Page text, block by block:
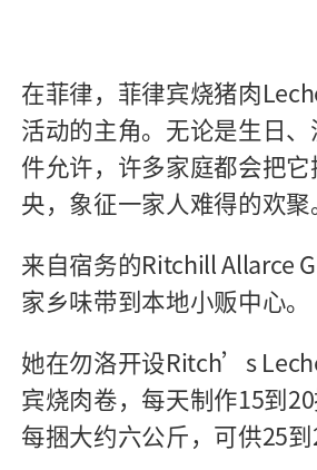
在菲律，菲律宾烧猪肉
活动的主角。无论是生日
件允许，许多家庭都会把
央，象征一家人难得的欢聚
来自宿务的Ritchill Allarce
家乡味带到本地小贩中心。
她在勿洛开设Ritch’s
宾烧肉卷，每天制作15到20
每捆大约六公斤，可供25到